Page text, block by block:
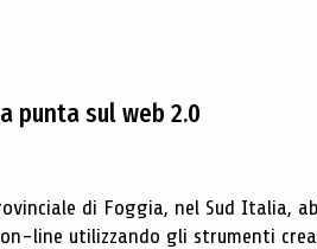
punta sul web 2.0
di Foggia, nel Sud Italia,
line utilizzando gli strumenti